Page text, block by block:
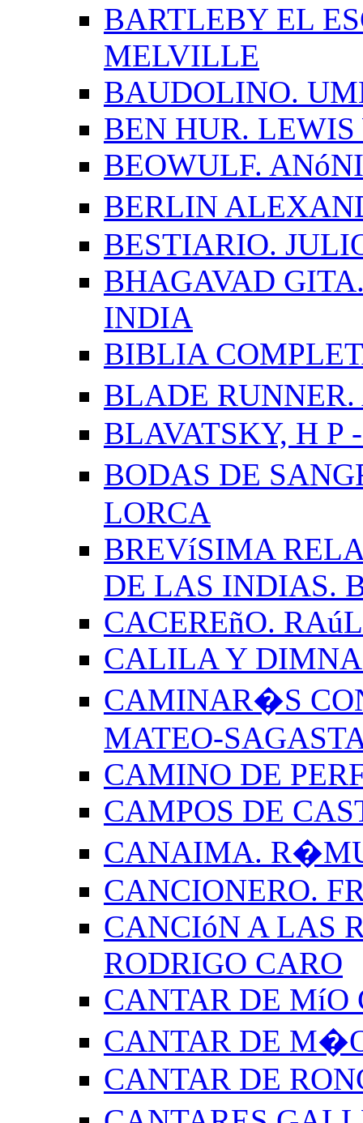
BARTLEBY EL
MELVILLE
BAUDOLINO.
BEN HUR.
BEOWULF.
BERLIN
BESTIARIO.
BHAGAVAD
INDIA
BIBLIA
BLADE
BLAVATSKY, H P
BODAS DE
LORCA
BREVíSIMA
DE LAS INDIAS.
CACEREñO.
CALILA Y
CAMINAR�S
MATEO-
CAMINO DE
CAMPOS DE
CANAIMA.
CANCIONERO.
CANCIóN A LAS
RODRIGO CARO
CANTAR DE MíO
CANTAR DE
CANTAR DE